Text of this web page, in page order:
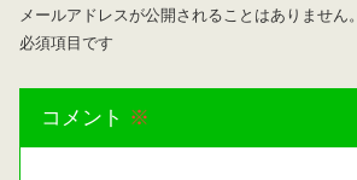
メールアドレスが公開されることはありません。
必須項目です
コメント ※